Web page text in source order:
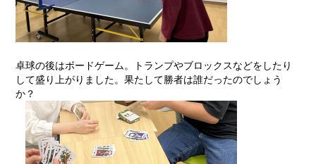
卓球の後はボードゲーム。トランプやブロックスなどをしたり
して盛り上がりました。果たして勝者は誰だったのでしょう
か？